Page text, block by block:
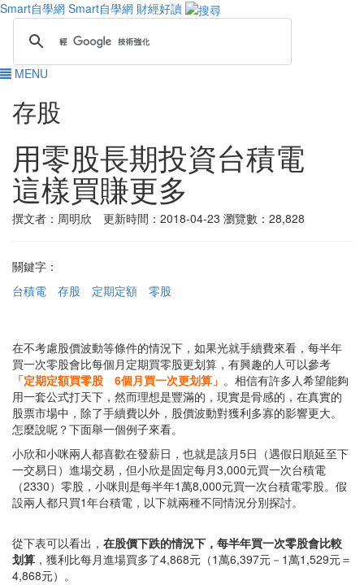
Smart自學網 Smart自學網 財經好讀
MENU
存股
用零股長期投資台積電
這樣買賺更多
撰文者：周明欣 更新時間：2018-04-23 瀏覽數：28,828
關鍵字：
台積電
存股 定期定額 零股
在不考慮股價波動等條件的情況下，如果光就手續費來看，每半年
買一次零股會比每個月定期買零股更划算，有興趣的人可以參考
「定期定額買零股 6個月買一次更划算」 。相信有許多人希望能夠
用一套公式打天下，然而理想是豐滿的，現實是骨感的，在真實的
股票市場中，除了手續費以外，股價波動對獲利多寡的影響更大。
怎麼說呢？下面舉一個例子來看。
小欣和小咪兩人都喜歡在發薪日，也就是該月5日（遇假日順延至下
一交易日）進場交易，但小欣是固定每月3,000元買一次台積電
（2330）零股，小咪則是每半年1萬8,000元買一次台積電零股。假
設兩人都只買1年台積電，以下就兩種不同情況分別探討。
從下表可以看出， 在股價下跌的情況下，每半年買一次零股會比較
划算 ，獲利比每月進場買多了4,868元（1萬6,397元－1萬1,529元＝
4,868元）。